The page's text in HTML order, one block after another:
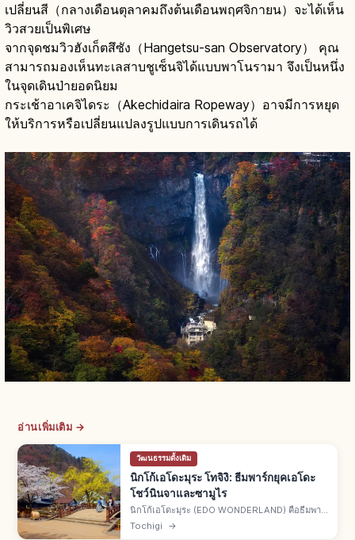
เปลี่ยนสี（กลางเดือนตุลาคมถึงต้นเดือนพฤศจิกายน）จะได้เห็น
วิวสวยเป็นพิเศษ
จากจุดชมวิวฮังเก็ตสึซัง（Hangetsu-san Observatory） คุณ
สามารถมองเห็นทะเลสาบชูเซ็นจิได้แบบพาโนรามา จึงเป็นหนึ่ง
ในจุดเดินป่ายอดนิยม
กระเช้าอาเคจิไดระ（Akechidaira Ropeway）อาจมีการหยุด
ให้บริการหรือเปลี่ยนแปลงรูปแบบการเดินรถได้
อ่านเพิ่มเติม →
วัฒนธรรมดั้งเดิม
นิกโก้เอโดะมุระ โทจิงิ: ธีมพาร์กยุคเอโดะ
โชว์นินจาและซามูไร
นิกโก้เอโดะมุระ (EDO WONDERLAND) คือธีมพาร์
กวัฒนธรรมยุคเอโดะเมืองนิกโก้ จ.โทจิงิ จำลองย่าน
พ่อค้า คฤหาสน์ซามูไร เมืองพักแรม หมู่บ้านนินจา
Tochigi →